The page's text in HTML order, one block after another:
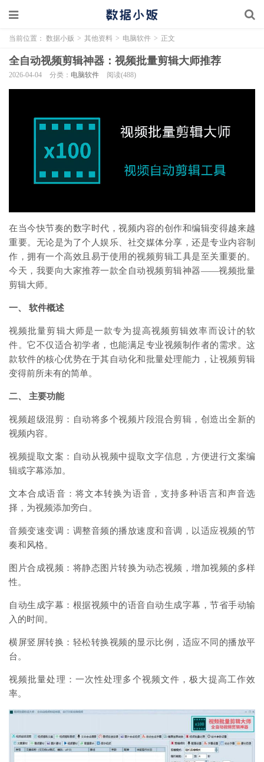
当前位置： 数据小贩 > 其他资料 > 电脑软件 > 正文
全自动视频剪辑神器：视频批量剪辑大师推荐
2026-04-04 分类： 电脑软件 阅读(488)
在当今快节奏的数字时代，视频内容的创作和编辑变得越来越
重要。无论是为了个人娱乐、社交媒体分享，还是专业内容制
作，拥有一个高效且易于使用的视频剪辑工具是至关重要的。
今天，我要向大家推荐一款全自动视频剪辑神器——视频批量
剪辑大师。
一、 软件概述
视频批量剪辑大师是一款专为提高视频剪辑效率而设计的软
件。它不仅适合初学者，也能满足专业视频制作者的需求。这
款软件的核心优势在于其自动化和批量处理能力，让视频剪辑
变得前所未有的简单。
二、 主要功能
视频超级混剪：自动将多个视频片段混合剪辑，创造出全新的
视频内容。
视频提取文案：自动从视频中提取文字信息，方便进行文案编
辑或字幕添加。
文本合成语音：将文本转换为语音，支持多种语言和声音选
择，为视频添加旁白。
音频变速变调：调整音频的播放速度和音调，以适应视频的节
奏和风格。
图片合成视频：将静态图片转换为动态视频，增加视频的多样
性。
自动生成字幕：根据视频中的语音自动生成字幕，节省手动输
入的时间。
横屏竖屏转换：轻松转换视频的显示比例，适应不同的播放平
台。
视频批量处理：一次性处理多个视频文件，极大提高工作效
率。